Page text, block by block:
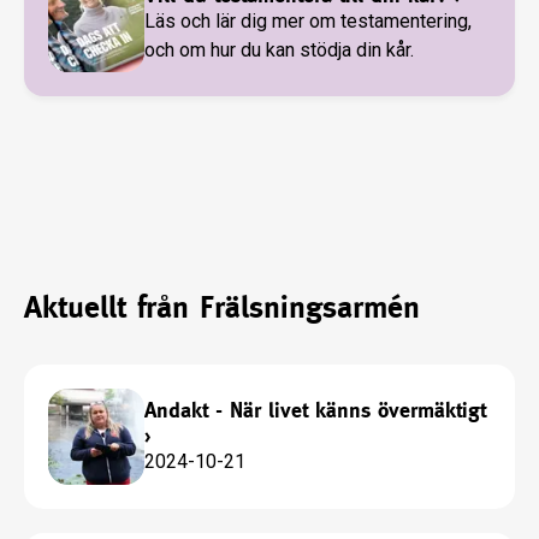
Läs och lär dig mer om testamentering,
och om hur du kan stödja din kår.
Aktuellt från Frälsningsarmén
Andakt - När livet känns övermäktigt
›
2024-10-21